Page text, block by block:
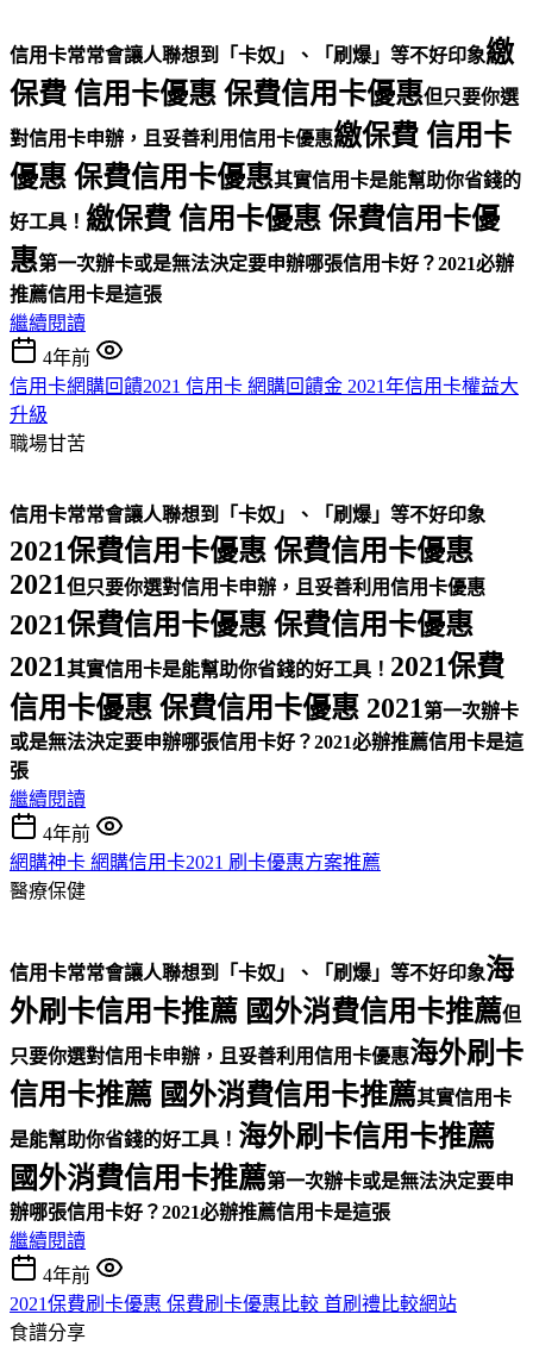
信用卡常常會讓人聯想到「卡奴」、「刷爆」等不好印象繳
保費 信用卡優惠 保費信用卡優惠但只要你選
對信用卡申辦，且妥善利用信用卡優惠繳保費 信用卡
優惠 保費信用卡優惠其實信用卡是能幫助你省錢的
好工具！ 繳保費 信用卡優惠 保費信用卡優
惠第一次辦卡或是無法決定要申辦哪張信用卡好？2021必辦
推薦信用卡是這張
繼續閱讀
4年前
信用卡網購回饋2021 信用卡 網購回饋金 2021年信用卡權益大
升級
職場甘苦
信用卡常常會讓人聯想到「卡奴」、「刷爆」等不好印象
2021保費信用卡優惠 保費信用卡優惠
2021但只要你選對信用卡申辦，且妥善利用信用卡優惠
2021保費信用卡優惠 保費信用卡優惠
2021其實信用卡是能幫助你省錢的好工具！ 2021保費
信用卡優惠 保費信用卡優惠 2021第一次辦卡
或是無法決定要申辦哪張信用卡好？2021必辦推薦信用卡是這
張
繼續閱讀
4年前
網購神卡 網購信用卡2021 刷卡優惠方案推薦
醫療保健
信用卡常常會讓人聯想到「卡奴」、「刷爆」等不好印象海
外刷卡信用卡推薦 國外消費信用卡推薦但
只要你選對信用卡申辦，且妥善利用信用卡優惠海外刷卡
信用卡推薦 國外消費信用卡推薦其實信用卡
是能幫助你省錢的好工具！ 海外刷卡信用卡推薦
國外消費信用卡推薦第一次辦卡或是無法決定要申
辦哪張信用卡好？2021必辦推薦信用卡是這張
繼續閱讀
4年前
2021保費刷卡優惠 保費刷卡優惠比較 首刷禮比較網站
食譜分享